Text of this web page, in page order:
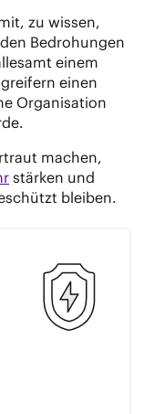
zu wissen,
Bedrohungen
einem
einen
Organisation
machen,
stärken und
bleiben.